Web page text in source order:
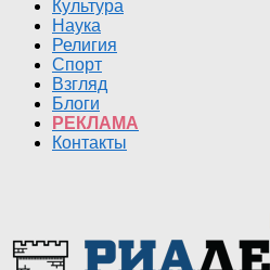
Культура
Наука
Религия
Спорт
Взгляд
Блоги
РЕКЛАМА
Контакты